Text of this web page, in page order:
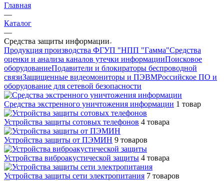
Главная
—
Каталог
—
Средства защиты информации
Продукция производства ФГУП "НПП "Гамма"Средства
оценки и анализа каналов утечки информацииПоисковое
оборудованиеПодавители и блокираторы беспроводной
связиЗащищенные видеомониторы и ПЭВМРоссийское ПО и
оборудование для сетевой безопасности
Средства экстренного уничтожения информации 1 товар
Устройства защиты сотовых телефонов 4 товара
Устройства защиты от ПЭМИН 9 товаров
Устройства виброакустической защиты 4 товара
Устройства защиты сети электропитания 7 товаров